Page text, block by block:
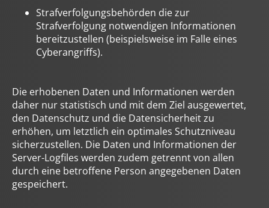
Strafverfolgungsbehörden die zur
Strafverfolgung notwendigen Informationen
bereitzustellen (beispielsweise im Falle eines
Cyberangriffs).
Die erhobenen Daten und Informationen werden
daher nur statistisch und mit dem Ziel ausgewertet,
den Datenschutz und die Datensicherheit zu
erhöhen, um letztlich ein optimales Schutzniveau
sicherzustellen. Die Daten und Informationen der
Server-Logfiles werden zudem getrennt von allen
durch eine betroffene Person angegebenen Daten
gespeichert.